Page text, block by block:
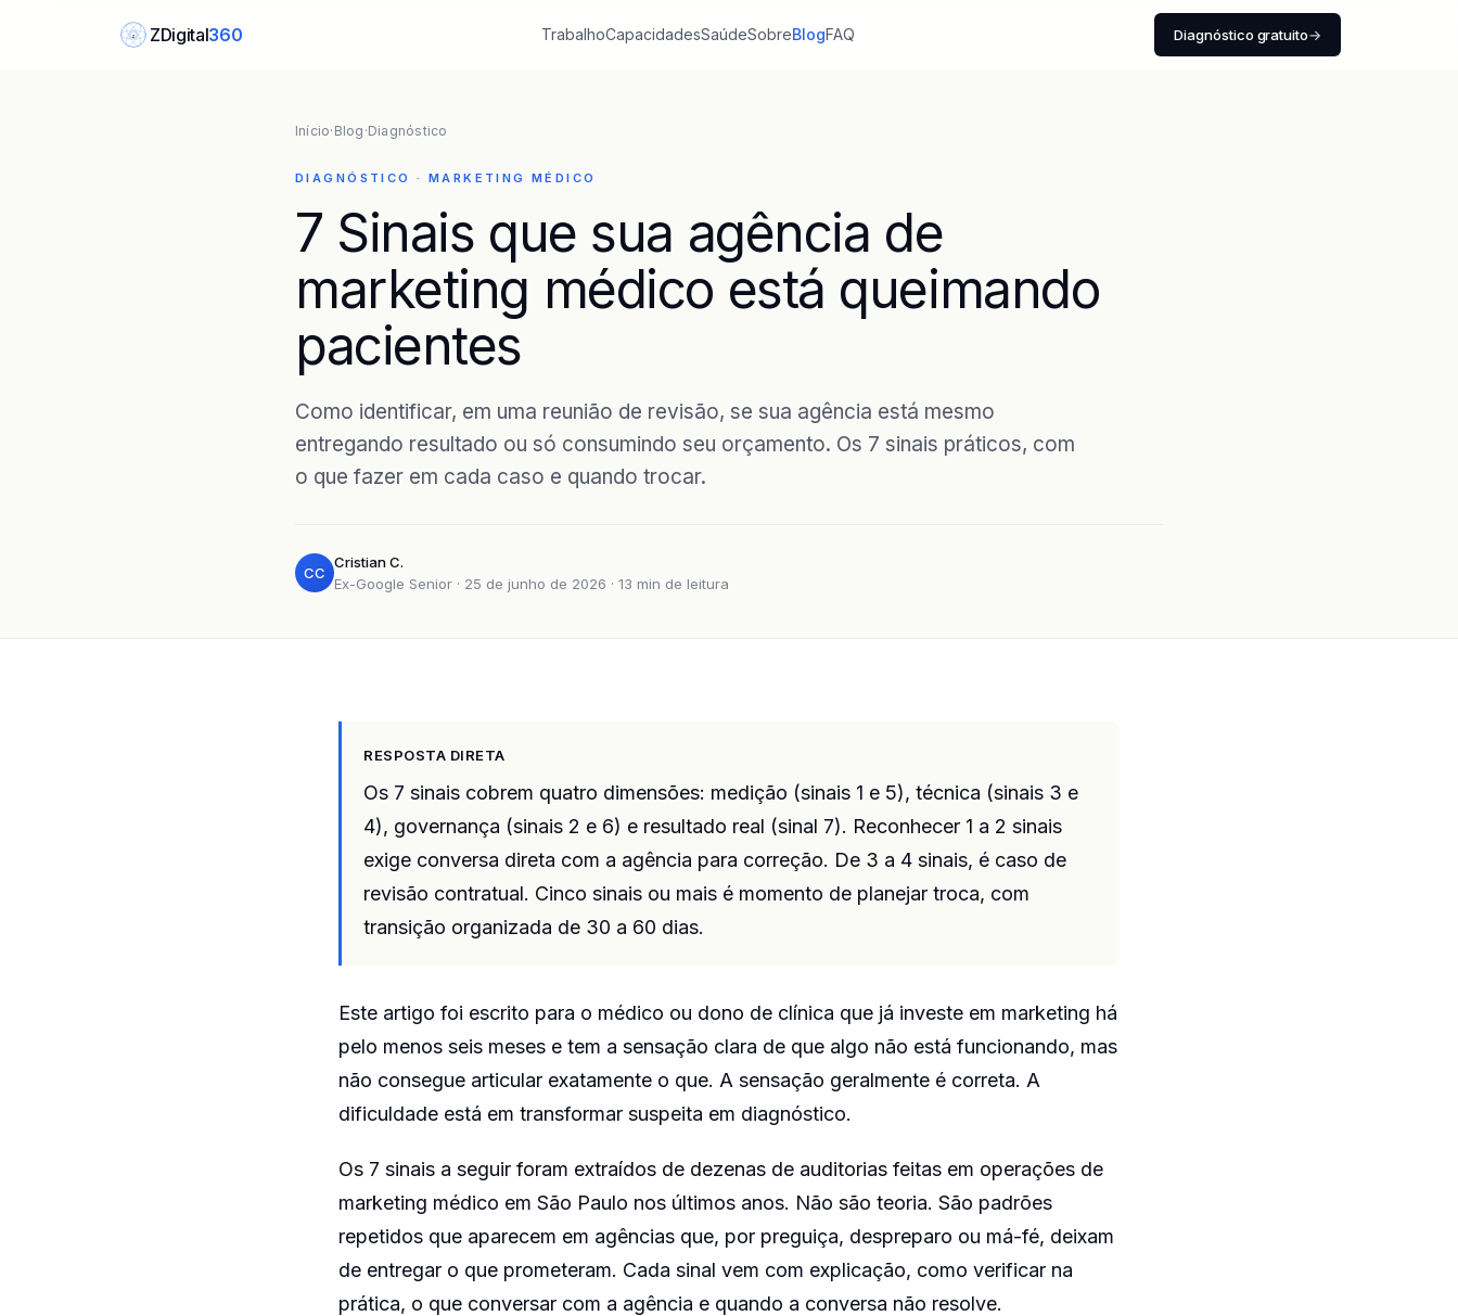
Z ZDigital360 TrabalhoCapacidadesSaúdeSobreBlogFAQ Diagnóstico gratuito→
Início· Blog ·Diagnóstico
DIAGNÓSTICO · MARKETING MÉDICO
7 Sinais que sua agência de
marketing médico está queimando
pacientes
Como identificar, em uma reunião de revisão, se sua agência está mesmo
entregando resultado ou só consumindo seu orçamento. Os 7 sinais práticos, com
o que fazer em cada caso e quando trocar.
CC
Cristian C.
Ex-Google Senior · 25 de junho de 2026 · 13 min de leitura
RESPOSTA DIRETA
Os 7 sinais cobrem quatro dimensões: medição (sinais 1 e 5), técnica (sinais 3 e
4), governança (sinais 2 e 6) e resultado real (sinal 7). Reconhecer 1 a 2 sinais
exige conversa direta com a agência para correção. De 3 a 4 sinais, é caso de
revisão contratual. Cinco sinais ou mais é momento de planejar troca, com
transição organizada de 30 a 60 dias.
Este artigo foi escrito para o médico ou dono de clínica que já investe em marketing há
pelo menos seis meses e tem a sensação clara de que algo não está funcionando, mas
não consegue articular exatamente o que. A sensação geralmente é correta. A
dificuldade está em transformar suspeita em diagnóstico.
Os 7 sinais a seguir foram extraídos de dezenas de auditorias feitas em operações de
marketing médico em São Paulo nos últimos anos. Não são teoria. São padrões
repetidos que aparecem em agências que, por preguiça, despreparo ou má-fé, deixam
de entregar o que prometeram. Cada sinal vem com explicação, como verificar na
prática, o que conversar com a agência e quando a conversa não resolve.